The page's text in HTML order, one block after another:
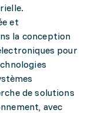
et
la conception
pour
de solutions
avec